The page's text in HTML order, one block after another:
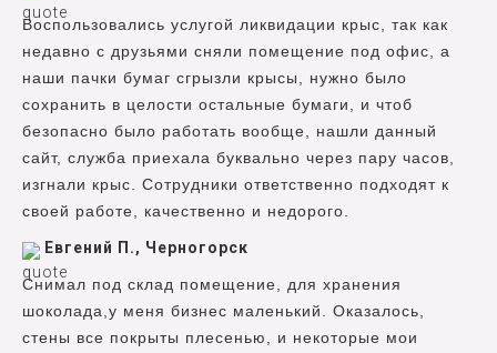
Воспользовались услугой ликвидации крыс, так как
недавно с друзьями сняли помещение под офис, а
наши пачки бумаг сгрызли крысы, нужно было
сохранить в целости остальные бумаги, и чтоб
безопасно было работать вообще, нашли данный
сайт, служба приехала буквально через пару часов,
изгнали крыс. Сотрудники ответственно подходят к
своей работе, качественно и недорого.
Евгений П., Черногорск
Снимал под склад помещение, для хранения
шоколада,у меня бизнес маленький. Оказалось,
стены все покрыты плесенью, и некоторые мои